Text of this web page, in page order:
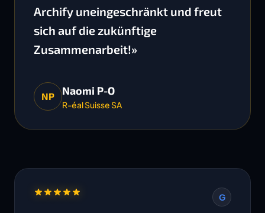
Archify uneingeschränkt und freut
sich auf die zukünftige
Zusammenarbeit!»
NP Naomi P-O
R-éal Suisse SA
G